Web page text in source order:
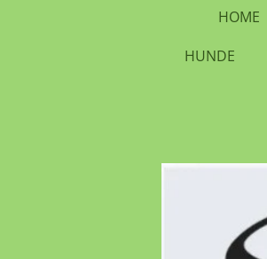
HOME
HUNDE